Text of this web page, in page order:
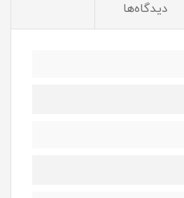
دیدگاه‌ها